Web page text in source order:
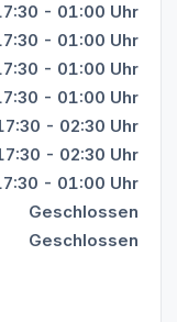
- 01:00 Uhr
- 01:00 Uhr
- 01:00 Uhr
- 01:00 Uhr
- 02:30 Uhr
- 02:30 Uhr
- 01:00 Uhr
Geschlossen
Geschlossen